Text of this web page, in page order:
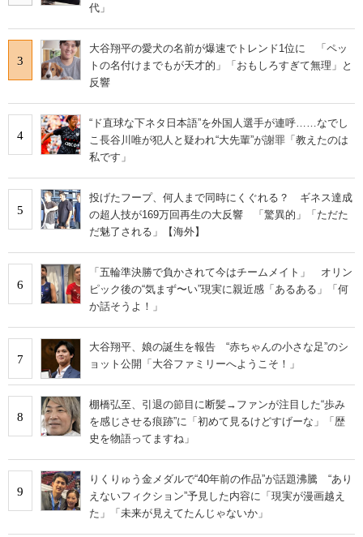
代」
3
大谷翔平の愛犬の名前が爆速でトレンド1位に 「ペッ
トの名付けまでもが天才的」「おもしろすぎて無理」と
反響
4
“ド直球な下ネタ日本語”を外国人選手が連呼……なでし
こ長谷川唯が犯人と疑われ“大先輩”が謝罪「教えたのは
私です」
5
投げたフープ、何人まで同時にくぐれる？ ギネス達成
の超人技が169万回再生の大反響 「驚異的」「ただた
だ魅了される」【海外】
6
「五輪準決勝で負かされて今はチームメイト」 オリン
ピック後の“気まず〜い”現実に親近感「あるある」「何
か話そうよ！」
7
大谷翔平、娘の誕生を報告 “赤ちゃんの小さな足”のシ
ョット公開「大谷ファミリーへようこそ！」
8
棚橋弘至、引退の節目に断髪→ファンが注目した“歩み
を感じさせる痕跡”に「初めて見るけどすげーな」「歴
史を物語ってますね」
9
りくりゅう金メダルで“40年前の作品”が話題沸騰 “あり
えないフィクション”予見した内容に「現実が漫画越え
た」「未来が見えてたんじゃないか」